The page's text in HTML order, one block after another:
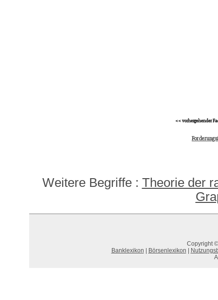
<< vorhergehender
Weitere Begriffe : Theorie der
Copyright
Banklexikon
Börsenlexikon